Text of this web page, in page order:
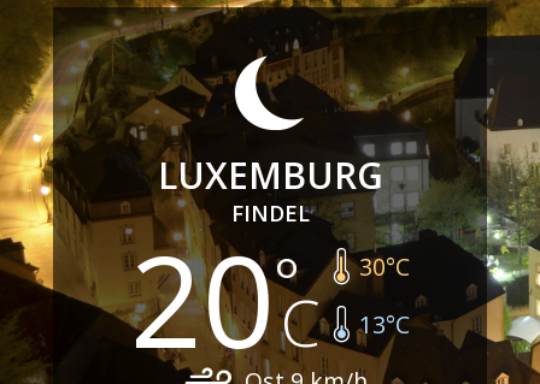
LUXEMBURG
FINDEL
20 30°C
13°C